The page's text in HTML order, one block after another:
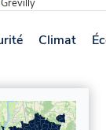
Grevilly
Climat